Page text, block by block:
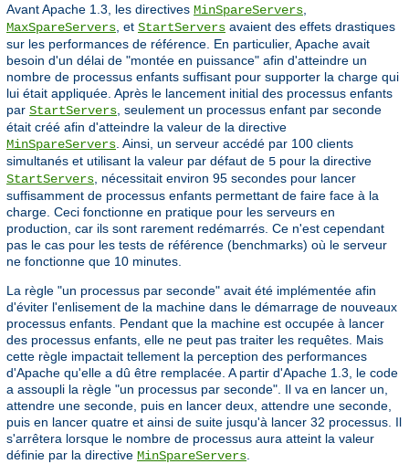
Avant Apache 1.3, les directives MinSpareServers
MaxSpareServers , et StartServers avaient des effets drastiques
sur les performances de référence. En particulier, Apache avait
besoin d'un délai de "montée en puissance" afin d'atteindre un
nombre de processus enfants suffisant pour supporter la charge qui
lui était appliquée. Après le lancement initial des processus enfants
par StartServers , seulement un processus enfant par seconde
était créé afin d'atteindre la valeur de la directive
MinSpareServers . Ainsi, un serveur accédé par 100 clients
simultanés et utilisant la valeur par défaut de 5 pour la directive
StartServers , nécessitait environ 95 secondes pour lancer
suffisamment de processus enfants permettant de faire face à la
charge. Ceci fonctionne en pratique pour les serveurs en
production, car ils sont rarement redémarrés. Ce n'est cependant
pas le cas pour les tests de référence (benchmarks) où le serveur
ne fonctionne que 10 minutes.
La règle "un processus par seconde" avait été implémentée afin
d'éviter l'enlisement de la machine dans le démarrage de nouveaux
processus enfants. Pendant que la machine est occupée à lancer
des processus enfants, elle ne peut pas traiter les requêtes. Mais
cette règle impactait tellement la perception des performances
d'Apache qu'elle a dû être remplacée. A partir d'Apache 1.3, le code
a assoupli la règle "un processus par seconde". Il va en lancer un,
attendre une seconde, puis en lancer deux, attendre une seconde,
puis en lancer quatre et ainsi de suite jusqu'à lancer 32 processus. Il
s'arrêtera lorsque le nombre de processus aura atteint la valeur
définie par la directive MinSpareServers